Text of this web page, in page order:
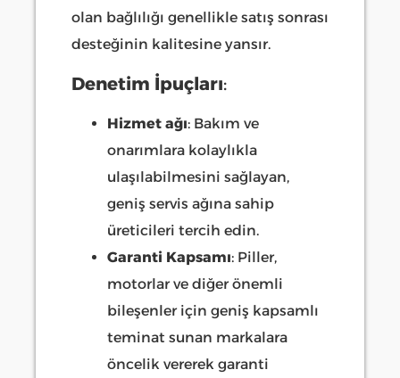
olan bağlılığı genellikle satış sonrası
desteğinin kalitesine yansır.
Denetim İpuçları:
Hizmet ağı: Bakım ve
onarımlara kolaylıkla
ulaşılabilmesini sağlayan,
geniş servis ağına sahip
üreticileri tercih edin.
Garanti Kapsamı: Piller,
motorlar ve diğer önemli
bileşenler için geniş kapsamlı
teminat sunan markalara
öncelik vererek garanti